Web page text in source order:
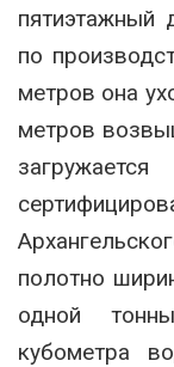
пятиэтажный
по
метров она
метров
полотно
одной
кубометра